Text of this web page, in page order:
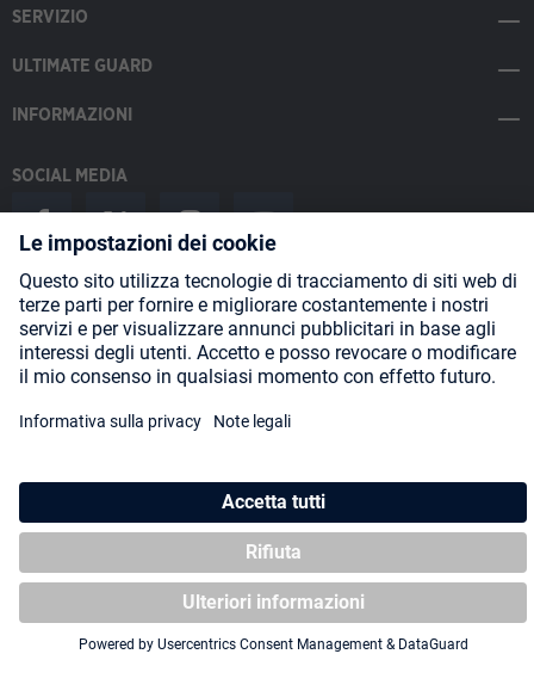
SERVIZIO
ULTIMATE GUARD
INFORMAZIONI
SOCIAL MEDIA
Payment Methods
Shipping
Partners
* Tutti i prezzi includono l'IVA piùspese di spedizione
spese di spedizione, se non diversamente indicato.